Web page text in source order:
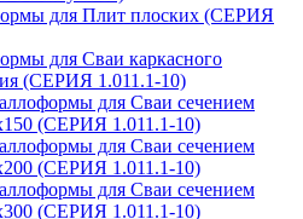
для Плит плоских (СЕРИЯ
для Сваи каркасного
(СЕРИЯ 1.011.1-10)
для Сваи сечением
(СЕРИЯ 1.011.1-10)
для Сваи сечением
(СЕРИЯ 1.011.1-10)
для Сваи сечением
(СЕРИЯ 1.011.1-10)